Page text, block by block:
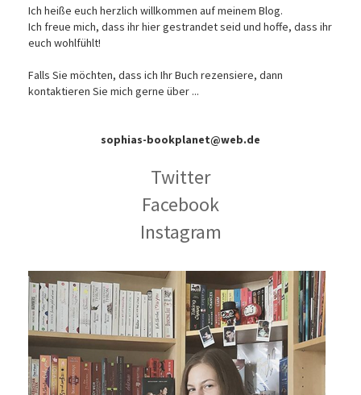
Ich heiße euch herzlich willkommen auf meinem Blog.
Ich freue mich, dass ihr hier gestrandet seid und hoffe, dass ihr
euch wohlfühlt!
Falls Sie möchten, dass ich Ihr Buch rezensiere, dann
kontaktieren Sie mich gerne über ...
sophias-bookplanet@web.de
Twitter
Facebook
Instagram